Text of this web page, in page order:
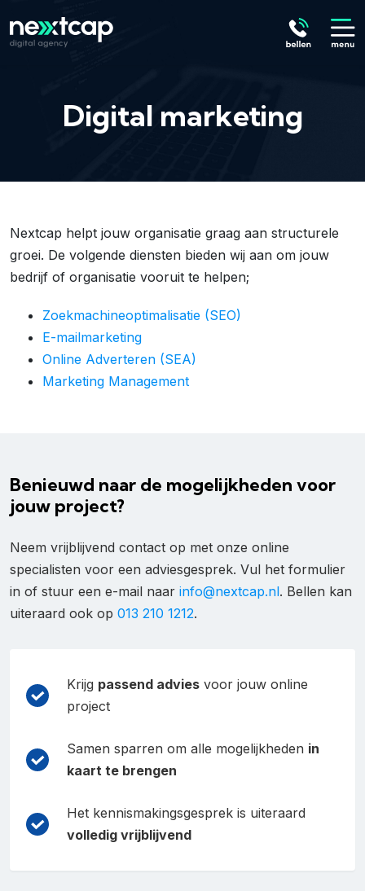
Digital marketing
Nextcap helpt jouw organisatie graag aan structurele
groei. De volgende diensten bieden wij aan om jouw
bedrijf of organisatie vooruit te helpen;
Zoekmachineoptimalisatie (SEO)
E-mailmarketing
Online Adverteren (SEA)
Marketing Management
Benieuwd naar de mogelijkheden voor
jouw project?
Neem vrijblijvend contact op met onze online
specialisten voor een adviesgesprek. Vul het formulier
in of stuur een e-mail naar info@nextcap.nl. Bellen kan
uiteraard ook op 013 210 1212.
Krijg passend advies voor jouw online
project
Samen sparren om alle mogelijkheden in
kaart te brengen
Het kennismakingsgesprek is uiteraard
volledig vrijblijvend